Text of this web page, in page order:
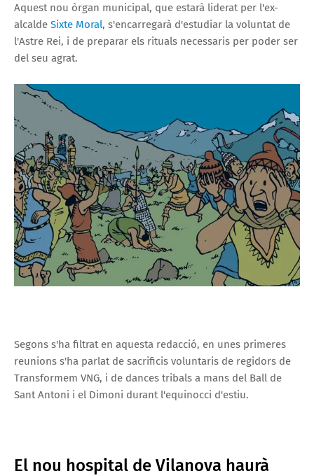
Aquest nou òrgan municipal, que estarà liderat per l'ex-
alcalde Sixte Moral, s'encarregarà d'estudiar la voluntat de
l'Astre Rei, i de preparar els rituals necessaris per poder ser
del seu agrat.
Segons s'ha filtrat en aquesta redacció, en unes primeres
reunions s'ha parlat de sacrificis voluntaris de regidors de
Transformem VNG, i de dances tribals a mans del Ball de
Sant Antoni i el Dimoni durant l'equinocci d'estiu.
El nou hospital de Vilanova haurà